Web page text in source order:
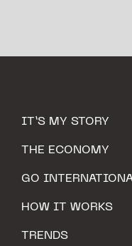
IT’S MY STORY
THE ECONOMY
GO
HOW IT WORKS
TRENDS